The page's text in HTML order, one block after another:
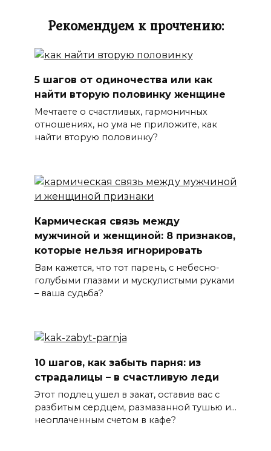
Рекомендуем к прочтению:
5 шагов от одиночества или как
найти вторую половинку женщине
Мечтаете о счастливых, гармоничных
отношениях, но ума не приложите, как
найти вторую половинку?
Кармическая связь между
мужчиной и женщиной: 8 признаков,
которые нельзя игнорировать
Вам кажется, что тот парень, с небесно-
голубыми глазами и мускулистыми руками
– ваша судьба?
10 шагов, как забыть парня: из
страдалицы – в счастливую леди
Этот подлец ушел в закат, оставив вас с
разбитым сердцем, размазанной тушью и…
неоплаченным счетом в кафе?